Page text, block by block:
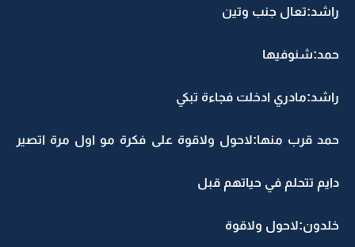
راشد:تعال جنب وتين
حمد:شنوفيها
راشد:مادري ادخلت فجاءة تبكي
حمد قرب منها:لاحول ولاقوة على فكرة مو اول مرة اتصير
دايم تتحلم في حياتهم قبل
خلدون:لاحول ولاقوة